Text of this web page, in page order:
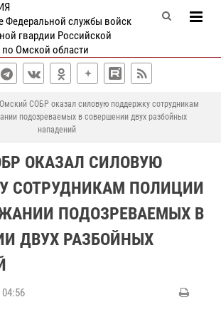
Федеральной службы войск
гвардии Российской
Омской области
Омский СОБР оказал силовую поддержку сотрудникам
подозреваемых в совершении двух разбойных
нападений
ОКАЗАЛ СИЛОВУЮ
СОТРУДНИКАМ ПОЛИЦИИ
ПОДОЗРЕВАЕМЫХ В
ДВУХ РАЗБОЙНЫХ
04:56